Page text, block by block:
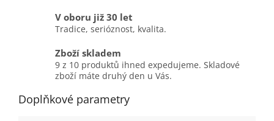
V oboru již 30 let
Tradice, serióznost, kvalita.
Zboží skladem
9 z 10 produktů ihned expedujeme. Skladové
zboží máte druhý den u Vás.
Doplňkové parametry